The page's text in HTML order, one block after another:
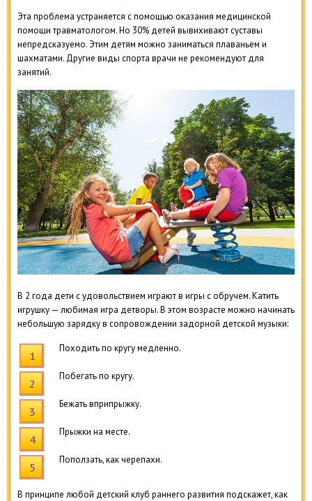
Эта проблема устраняется с помощью оказания медицинской
помощи травматологом. Но 30% детей вывихивают суставы
непредсказуемо. Этим детям можно заниматься плаваньем и
шахматами. Другие виды спорта врачи не рекомендуют для
занятий.
В 2 года дети с удовольствием играют в игры с обручем. Катить
игрушку — любимая игра детворы. В этом возрасте можно начинать
небольшую зарядку в сопровождении задорной детской музыки:
Походить по кругу медленно.
Побегать по кругу.
Бежать вприпрыжку.
Прыжки на месте.
Поползать, как черепахи.
В принципе любой детский клуб раннего развития подскажет, как